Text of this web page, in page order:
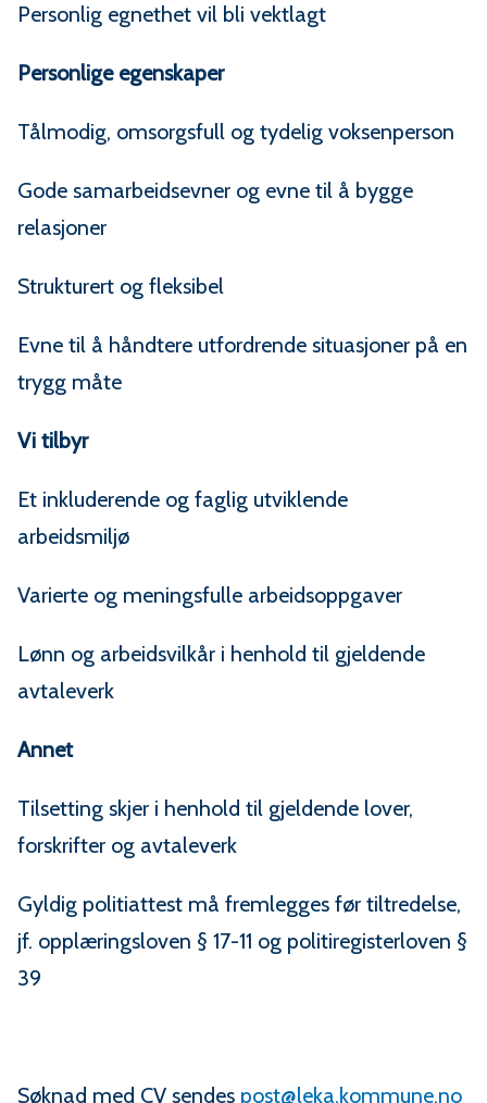
Personlig egnethet vil bli vektlagt
Personlige egenskaper
Tålmodig, omsorgsfull og tydelig voksenperson
Gode samarbeidsevner og evne til å bygge
relasjoner
Strukturert og fleksibel
Evne til å håndtere utfordrende situasjoner på en
trygg måte
Vi tilbyr
Et inkluderende og faglig utviklende
arbeidsmiljø
Varierte og meningsfulle arbeidsoppgaver
Lønn og arbeidsvilkår i henhold til gjeldende
avtaleverk
Annet
Tilsetting skjer i henhold til gjeldende lover,
forskrifter og avtaleverk
Gyldig politiattest må fremlegges før tiltredelse,
jf. opplæringsloven § 17-11 og politiregisterloven §
39
Søknad med CV sendes post@leka.kommune.no